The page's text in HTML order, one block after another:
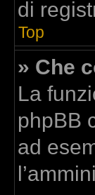
di
Top
» Che
La
phpBB
ad